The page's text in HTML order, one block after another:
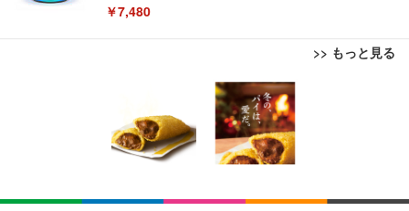
￥7,480
>> もっと見る
[EdoErgo] オフィスチェア 椅子 テレワーク 疲れな
い 跳ね上げ式アームレスト コンパクト 約105度ロッ
キング pc 事務椅子 360度回転 座面昇降 強化ナイロ
ン樹脂ベース 通気性メッシュ 在宅ワーク H-WY01
(黒網+黒枠+黒足)
￥5,699
SIHOO B100 オフィスチェア／デスクチェア メッシ
EIZO ビジネス向けプレミアムモニター | FlexScan
EV3240X-WT | 31.5型4K UHD・USB Type-C・ホワ
イト
￥105,595
EIZO ビジネス向けプレミアムモニター | FlexScan
Amazonベーシック ペットシーツ 薄型 レギュラー 1
回使い捨て 無香料 ホワイト 300枚
￥3,373
Amazonベーシック ペットシーツ 厚型 ワイド 42枚